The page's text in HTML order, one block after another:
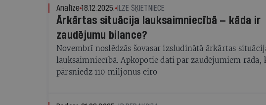
Analīze 18.12.2025. ILZE ŠĶIETNIECE
Ārkārtas situācija lauksaimniecībā — kāda ir
zaudējumu bilance?
Novembrī noslēdzās šovasar izsludinātā ārkārtas
lauksaimniecībā. Apkopotie dati par zaudējumiem rāda,
pārsniedz 110 miljonus eiro